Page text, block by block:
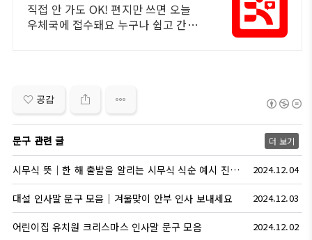
직접 안 가도 OK! 편지만 쓰면 오늘
우체국에 접수돼요 누구나 쉽고 간편
공감
문구 관련 글 더 보기
시무식 뜻｜한 해 출발을 알리는 시무식 식순 예시 진행팁 2024.12.04
대설 인사말 문구 모음｜겨울맞이 안부 인사 보내세요 2024.12.03
어린이집 유치원 크리스마스 인사말 문구 모음 2024.12.02